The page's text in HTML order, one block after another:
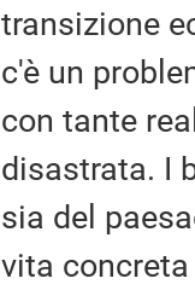
transizione
c'è un
con tante
disastrata. I
sia del
vita